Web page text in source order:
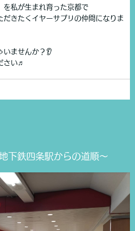
を私が生まれ育った京都で
だきたくイヤーサプリの仲間になりま
いませんか？👂
さい♬
下鉄四条駅からの道順～